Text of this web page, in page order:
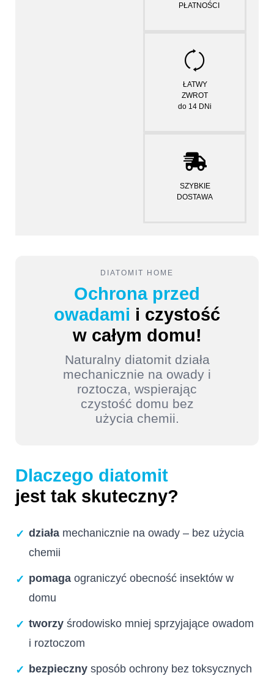
PŁATNOŚCI
ŁATWY
ZWROT
do 14 DNi
SZYBKIE
DOSTAWA
DIATOMIT HOME
Ochrona przed
owadami i czystość
w całym domu!
Naturalny diatomit działa
mechanicznie na owady i
roztocza, wspierając
czystość domu bez
użycia chemii.
Dlaczego diatomit
jest tak skuteczny?
✓ działa mechanicznie na owady – bez użycia
chemii
✓ pomaga ograniczyć obecność insektów w
domu
✓ tworzy środowisko mniej sprzyjające owadom
i roztoczom
✓ bezpieczny sposób ochrony bez toksycznych